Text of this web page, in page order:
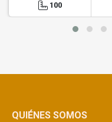
100
QUIÉNES SOMOS